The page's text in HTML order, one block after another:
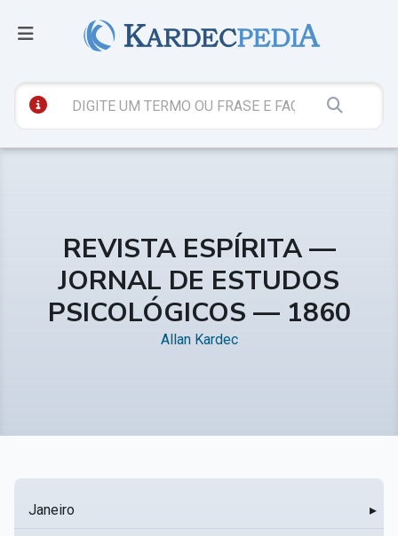
REVISTA ESPÍRITA —
JORNAL DE ESTUDOS
PSICOLÓGICOS — 1860
Allan Kardec
Janeiro ▸